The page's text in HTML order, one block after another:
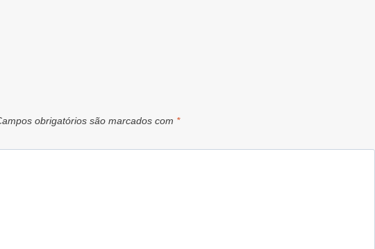
obrigatórios são marcados com *